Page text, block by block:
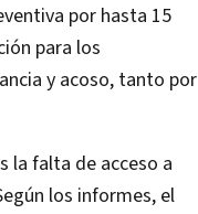
por hasta 15
para los
y acoso, tanto por
la falta de acceso a
los informes, el